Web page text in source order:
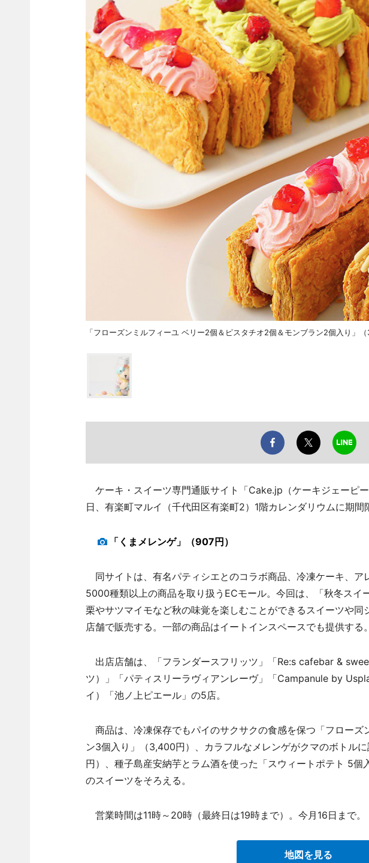
「フローズンミルフィーユ ベリー2個＆ピスタチオ2個＆モンブラン2個入り」（
ケーキ・スイーツ専門通販サイト「Cake.jp（ケーキジェーピ
日、有楽町マルイ（千代田区有楽町2）1階カレンダリウムに期間
「くまメレンゲ」（907円）
同サイトは、有名パティシエとのコラボ商品、冷凍ケーキ、ア
5000種類以上の商品を取り扱うECモール。今回は、「秋冬スイ
栗やサツマイモなど秋の味覚を楽しむことができるスイーツや
店舗で販売する。一部の商品はイートインスペースでも提供する。
出店店舗は、「フランダースフリッツ」「Re:s cafebar &
ツ）」「パティスリーラヴィアンレーヴ」「Campanule by
イ）「池ノ上ピエール」の5店。
商品は、冷凍保存でもパイのサクサクの食感を保つ「フローズ
ン3個入り」（3,400円）、カラフルなメレンゲがクマのボトル
円）、種子島産安納芋とラム酒を使った「スウィートポテト 5
のスイーツをそろえる。
営業時間は11時～20時（最終日は19時まで）。今月16日まで。
地図を見る